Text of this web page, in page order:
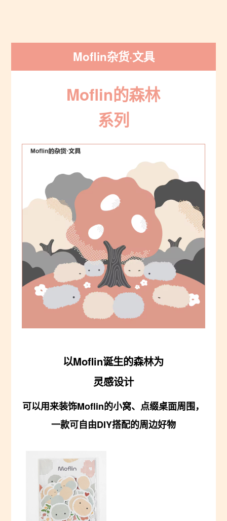
Moflin杂货·文具
Moflin的森林
系列
以Moflin诞生的森林为
灵感设计
可以用来装饰Moflin的小窝、点缀桌面周围，
一款可自由DIY搭配的周边好物